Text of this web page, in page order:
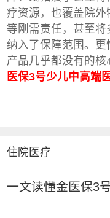
疗资源，也覆盖院
等刚需责任，甚至
纳入了保障范围。
产品几乎都没有的
医保3号少儿中高端
住院医疗
一文读懂金医保3